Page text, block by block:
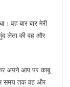
वह बार बार मेरी
लेता की वह और
अपने आप पर काबू
समय तक वह और